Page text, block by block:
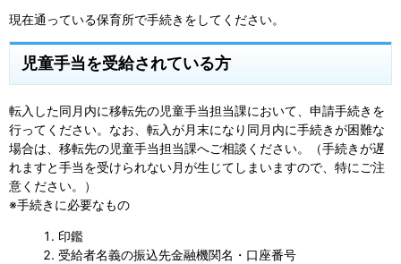
現在通っている保育所で手続きをしてください。
児童手当を受給されている方
転入した同月内に移転先の児童手当担当課において、申請手続きを
行ってください。なお、転入が月末になり同月内に手続きが困難な
場合は、移転先の児童手当担当課へご相談ください。（手続きが遅
れますと手当を受けられない月が生じてしまいますので、特にご注
意ください。）
※手続きに必要なもの
印鑑
受給者名義の振込先金融機関名・口座番号